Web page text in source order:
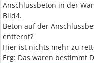
Anschlussbeton in der
Bild4.
Beton auf der
entfernt?
Hier ist nichts mehr zu
Erg: Das waren bestimmt